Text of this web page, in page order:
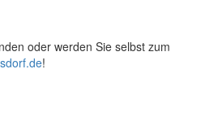
oder werden Sie selbst zum
!